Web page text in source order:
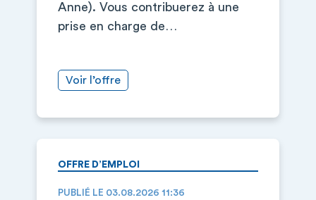
Anne). Vous contribuerez à une
prise en charge de…
Voir l’offre
OFFRE D’EMPLOI
PUBLIÉ LE 03.08.2026 11:36